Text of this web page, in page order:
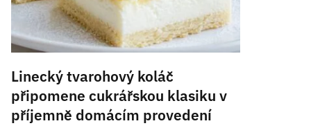
Linecký tvarohový koláč
připomene cukrářskou klasiku v
příjemně domácím provedení